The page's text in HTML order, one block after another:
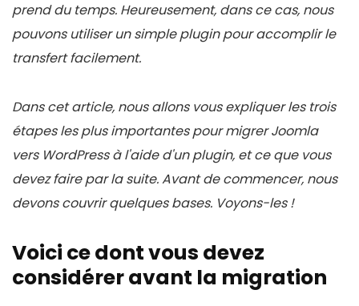
prend du temps. Heureusement, dans ce cas, nous
pouvons utiliser un simple plugin pour accomplir le
transfert facilement.
Dans cet article, nous allons vous expliquer les trois
étapes les plus importantes pour migrer Joomla
vers WordPress à l'aide d'un plugin, et ce que vous
devez faire par la suite. Avant de commencer, nous
devons couvrir quelques bases. Voyons-les !
Voici ce dont vous devez
considérer avant la migration